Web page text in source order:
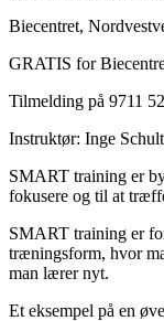
Biecentret,
GRATIS for
Tilmelding på 9711
Instruktør: Inge
SMART training er
fokusere og til at
SMART training er
træningsform, hvor
man lærer nyt.
Et eksempel på en